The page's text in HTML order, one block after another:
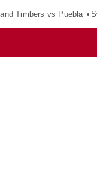
Timbers vs Puebla